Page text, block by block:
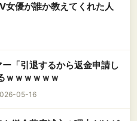
女優が誰か教えてくれた人
「引退するから返金申請し
ｗｗｗｗｗｗ
05-16